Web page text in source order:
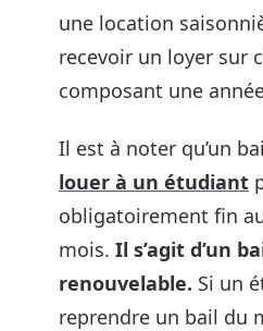
une location
recevoir un loyer sur
composant une
Il est à noter qu’un
louer à un étudiant
obligatoirement fin
mois. Il s’agit d’un
renouvelable. Si un
reprendre un bail du